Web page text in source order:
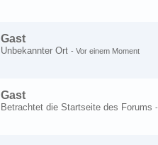
Gast
Unbekannter Ort - Vor einem Moment
Gast
Betrachtet die Startseite des Forums -